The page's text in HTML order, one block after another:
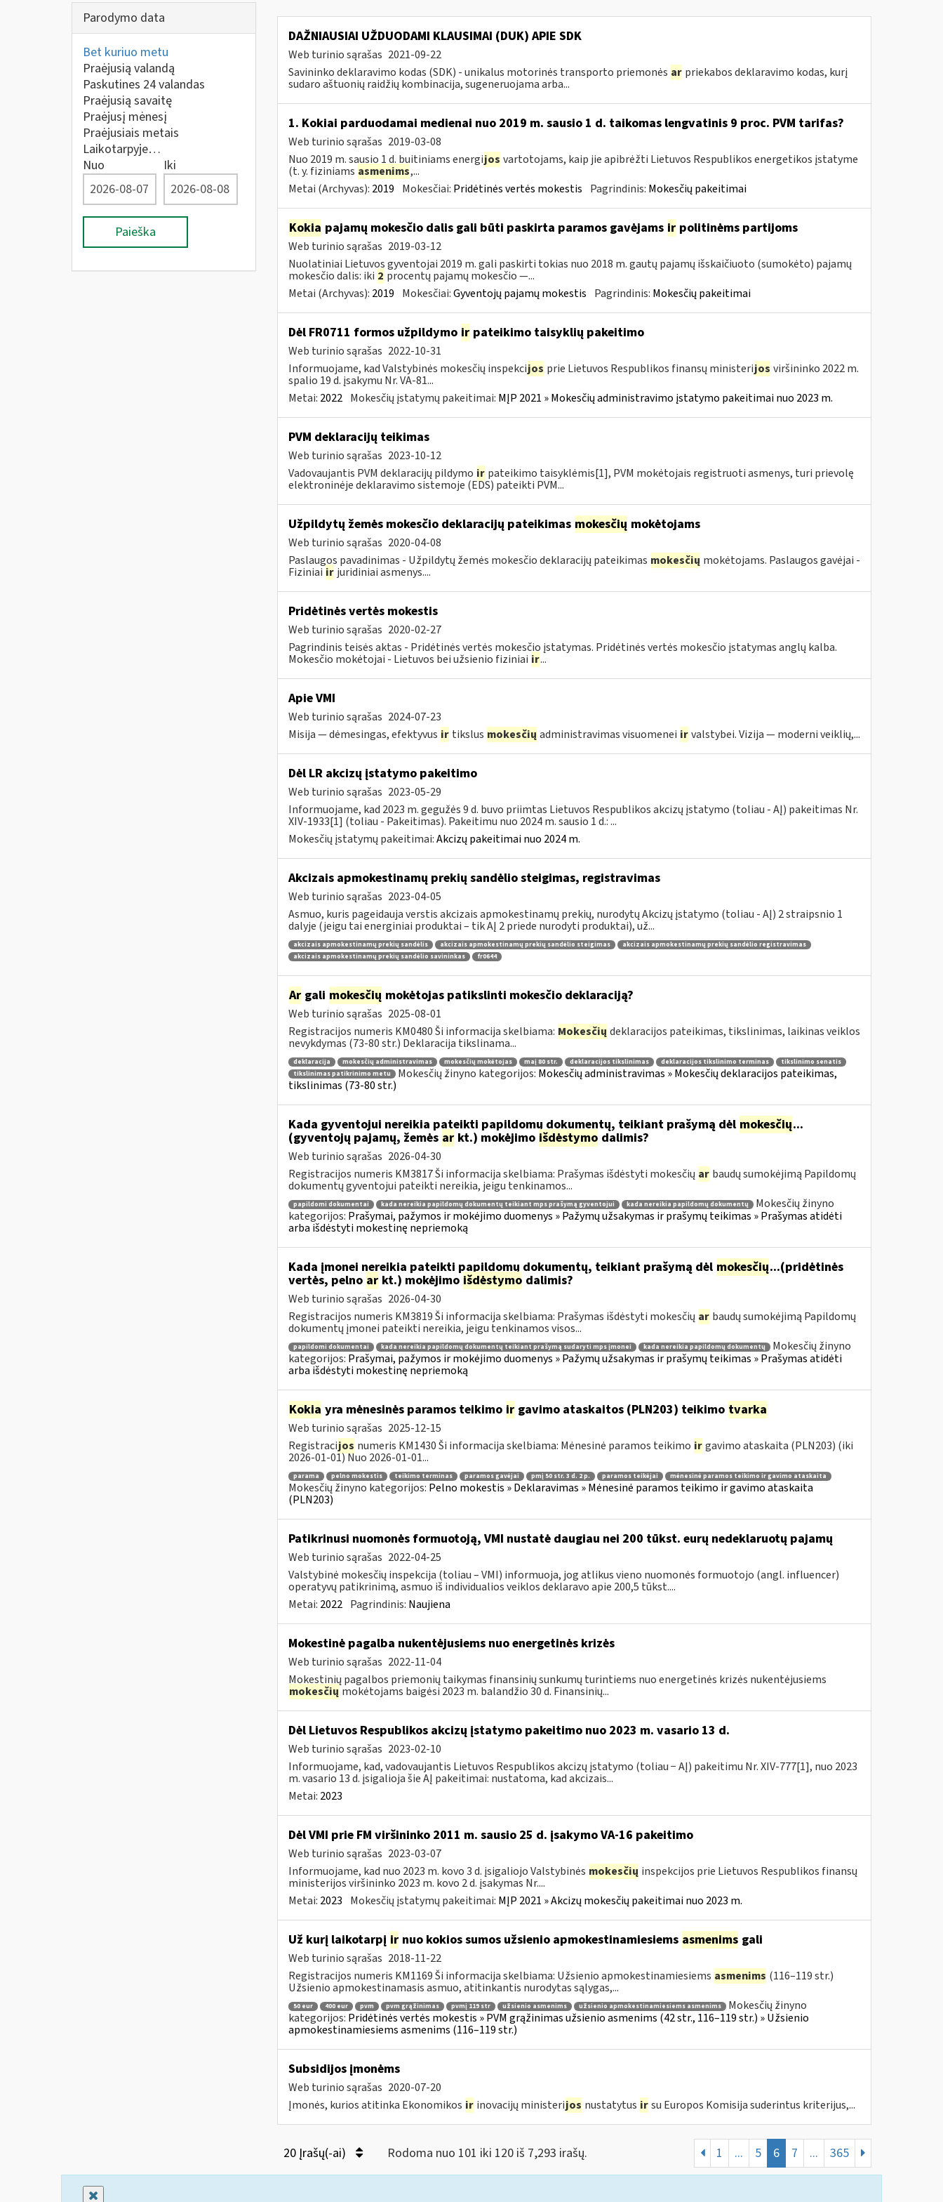
Parodymo data
Bet kuriuo metu
Praėjusią valandą
Paskutines 24 valandas
Praėjusią savaitę
Praėjusį mėnesį
Praėjusiais metais
Laikotarpyje…
Nuo
Iki
Paieška
DAŽNIAUSIAI UŽDUODAMI KLAUSIMAI (DUK) APIE SDK
Web turinio sąrašas 2021-09-22
Savininko deklaravimo kodas (SDK) - unikalus motorinės transporto priemonės ar priekabos deklaravimo kodas, kurį
sudaro aštuonių raidžių kombinacija, sugeneruojama arba...
1. Kokiai parduodamai medienai nuo 2019 m. sausio 1 d. taikomas lengvatinis 9 proc. PVM tarifas?
Web turinio sąrašas 2019-03-08
Nuo 2019 m. sausio 1 d. buitiniams energijos vartotojams, kaip jie apibrėžti Lietuvos Respublikos energetikos įstatyme
(t. y. fiziniams asmenims,...
Metai (Archyvas): 2019 Mokesčiai: Pridėtinės vertės mokestis Pagrindinis: Mokesčių pakeitimai
Kokia pajamų mokesčio dalis gali būti paskirta paramos gavėjams irpolitinėms partijoms
Web turinio sąrašas 2019-03-12
Nuolatiniai Lietuvos gyventojai 2019 m. gali paskirti tokias nuo 2018 m. gautų pajamų išskaičiuoto (sumokėto) pajamų
mokesčio dalis: iki 2 procentų pajamų mokesčio —...
Metai (Archyvas): 2019 Mokesčiai:Gyventojų pajamų mokestis Pagrindinis: Mokesčių pakeitimai
Dėl FR0711 formos užpildymo irpateikimo taisyklių pakeitimo
Web turinio sąrašas 2022-10-31
Informuojame, kad Valstybinės mokesčių inspekcijos prie Lietuvos Respublikos finansų ministerijos viršininko 2022 m.
spalio 19 d. įsakymu Nr. VA-81...
Metai: 2022 Mokesčių įstatymų pakeitimai: MĮP 2021 » Mokesčių administravimo įstatymo pakeitimai nuo 2023 m.
PVM deklaracijų teikimas
Web turinio sąrašas 2023-10-12
Vadovaujantis PVM deklaracijų pildymo ir pateikimo taisyklėmis[1], PVM mokėtojais registruoti asmenys, turi prievolę
elektroninėje deklaravimo sistemoje (EDS) pateikti PVM...
Užpildytų žemės mokesčio deklaracijų pateikimas mokesčių mokėtojams
Web turinio sąrašas 2020-04-08
Paslaugos pavadinimas - Užpildytų žemės mokesčio deklaracijų pateikimas mokesčių mokėtojams. Paslaugos gavėjai -
Fiziniai ir juridiniai asmenys....
Pridėtinės vertės mokestis
Web turinio sąrašas 2020-02-27
Pagrindinis teisės aktas - Pridėtinės vertės mokesčio įstatymas. Pridėtinės vertės mokesčio įstatymas anglų kalba.
Mokesčio mokėtojai - Lietuvos bei užsienio fiziniai ir...
Apie VMI
Web turinio sąrašas 2024-07-23
Misija — dėmesingas, efektyvus ir tikslus mokesčių administravimas visuomenei ir valstybei. Vizija — moderni veiklių,...
Dėl LR akcizų įstatymo pakeitimo
Web turinio sąrašas 2023-05-29
Informuojame, kad 2023 m. gegužės 9 d. buvo priimtas Lietuvos Respublikos akcizų įstatymo (toliau - AĮ) pakeitimas Nr.
XIV-1933[1] (toliau - Pakeitimas). Pakeitimu nuo 2024 m. sausio 1 d.: ...
Mokesčių įstatymų pakeitimai:Akcizų pakeitimai nuo 2024 m.
Akcizais apmokestinamų prekių sandėlio steigimas, registravimas
Web turinio sąrašas 2023-04-05
Asmuo, kuris pageidauja verstis akcizais apmokestinamų prekių, nurodytų Akcizų įstatymo (toliau - AĮ) 2 straipsnio 1
dalyje (jeigu tai energiniai produktai – tik AĮ 2 priede nurodyti produktai), už...
akcizais apmokestinamų prekių sandėlis akcizais apmokestinamų prekių sandėlio steigimas
akcizais apmokestinamų prekių sandėlio registravimas
akcizais apmokestinamų prekių sandėlio savininkas
fr0644
Argali mokesčių mokėtojas patikslinti mokesčio deklaraciją?
Web turinio sąrašas 2025-08-01
Registracijos numeris KM0480 Ši informacija skelbiama: Mokesčių deklaracijos pateikimas, tikslinimas, laikinas veiklos
nevykdymas (73-80 str.) Deklaracija tikslinama...
deklaracija mokesčių administravimas mokesčių mokėtojas maį 80 str. deklaracijos tikslinimas deklaracijos tikslinimo terminas
tikslinimo senatis
tikslinimas patikrinimo metu
Mokesčių žinyno kategorijos: Mokesčių administravimas » Mokesčių deklaracijos pateikimas,
tikslinimas (73-80 str.)
Kada gyventojui nereikia pateikti papildomų dokumentų, teikiant prašymą dėl mokesčių...
(gyventojų pajamų, žemės arkt.) mokėjimo išdėstymo dalimis?
Web turinio sąrašas 2026-04-30
Registracijos numeris KM3817 Ši informacija skelbiama: Prašymas išdėstyti mokesčių ar baudų sumokėjimą Papildomų
dokumentų gyventojui pateikti nereikia, jeigu tenkinamos...
papildomi dokumentai kada nereikia papildomų dokumentų teikiant mps prašymą gyventojui kada nereikia papildomų dokumentų
Mokesčių žinyno
kategorijos: Prašymai, pažymos ir mokėjimo duomenys » Pažymų užsakymas ir prašymų teikimas » Prašymas atidėti
arba išdėstyti mokestinę nepriemoką
Kada įmonei nereikia pateikti papildomų dokumentų, teikiant prašymą dėl mokesčių...(pridėtinės
vertės, pelno arkt.) mokėjimo išdėstymo dalimis?
Web turinio sąrašas 2026-04-30
Registracijos numeris KM3819 Ši informacija skelbiama: Prašymas išdėstyti mokesčių ar baudų sumokėjimą Papildomų
dokumentų įmonei pateikti nereikia, jeigu tenkinamos visos...
papildomi dokumentai kada nereikia papildomų dokumentų teikiant prašymą sudaryti mps įmonei kada nereikia papildomų dokumentų
Mokesčių žinyno
kategorijos: Prašymai, pažymos ir mokėjimo duomenys » Pažymų užsakymas ir prašymų teikimas » Prašymas atidėti
arba išdėstyti mokestinę nepriemoką
Kokia yra mėnesinės paramos teikimo irgavimo ataskaitos (PLN203) teikimo tvarka
Web turinio sąrašas 2025-12-15
Registracijos numeris KM1430 Ši informacija skelbiama: Mėnesinė paramos teikimo ir gavimo ataskaita (PLN203) (iki
2026-01-01) Nuo 2026-01-01...
parama pelno mokestis teikimo terminas paramos gavėjai pmį 50 str. 3 d. 2 p. paramos teikėjai mėnesinė paramos teikimo ir gavimo ataskaita
Mokesčių žinyno kategorijos: Pelno mokestis » Deklaravimas » Mėnesinė paramos teikimo ir gavimo ataskaita
(PLN203)
Patikrinusi nuomonės formuotoją, VMI nustatė daugiau nei 200 tūkst. eurų nedeklaruotų pajamų
Web turinio sąrašas 2022-04-25
Valstybinė mokesčių inspekcija (toliau – VMI) informuoja, jog atlikus vieno nuomonės formuotojo (angl. influencer)
operatyvų patikrinimą, asmuo iš individualios veiklos deklaravo apie 200,5 tūkst....
Metai: 2022 Pagrindinis: Naujiena
Mokestinė pagalba nukentėjusiems nuo energetinės krizės
Web turinio sąrašas 2022-11-04
Mokestinių pagalbos priemonių taikymas finansinių sunkumų turintiems nuo energetinės krizės nukentėjusiems
mokesčių mokėtojams baigėsi 2023 m. balandžio 30 d. Finansinių...
Dėl Lietuvos Respublikos akcizų įstatymo pakeitimo nuo 2023 m. vasario 13 d.
Web turinio sąrašas 2023-02-10
Informuojame, kad, vadovaujantis Lietuvos Respublikos akcizų įstatymo (toliau − AĮ) pakeitimu Nr. XIV-777[1], nuo 2023
m. vasario 13 d. įsigalioja šie AĮ pakeitimai: nustatoma, kad akcizais...
Metai: 2023
Dėl VMI prie FM viršininko 2011 m. sausio 25 d. įsakymo VA-16 pakeitimo
Web turinio sąrašas 2023-03-07
Informuojame, kad nuo 2023 m. kovo 3 d. įsigaliojo Valstybinės mokesčių inspekcijos prie Lietuvos Respublikos finansų
ministerijos viršininko 2023 m. kovo 2 d. įsakymas Nr....
Metai: 2023 Mokesčių įstatymų pakeitimai: MĮP 2021 » Akcizų mokesčių pakeitimai nuo 2023 m.
Už kurį laikotarpį irnuo kokios sumos užsienio apmokestinamiesiems asmenims gali
Web turinio sąrašas 2018-11-22
Registracijos numeris KM1169 Ši informacija skelbiama: Užsienio apmokestinamiesiems asmenims (116–119 str.)
Užsienio apmokestinamasis asmuo, atitinkantis nurodytas sąlygas,...
50 eur 400 eur pvm pvm grąžinimas pvmį 119 str užsienio asmenims užsienio apmokestinamiesiems asmenims
Mokesčių žinyno
kategorijos: Pridėtinės vertės mokestis » PVM grąžinimas užsienio asmenims (42 str., 116–119 str.) » Užsienio
apmokestinamiesiems asmenims (116–119 str.)
Subsidijos įmonėms
Web turinio sąrašas 2020-07-20
Įmonės, kurios atitinka Ekonomikos ir inovacijų ministerijos nustatytus ir su Europos Komisija suderintus kriterijus,...
20 Įrašų(-ai) Rodoma nuo 101 iki 120 iš 7,293 irašų. 1 ... 5 6 7 ... 365